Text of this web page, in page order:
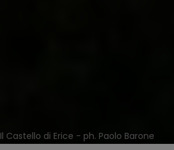
Il Castello di Erice - ph. Paolo Barone